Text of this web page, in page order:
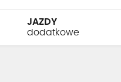
JAZDY
dodatkowe